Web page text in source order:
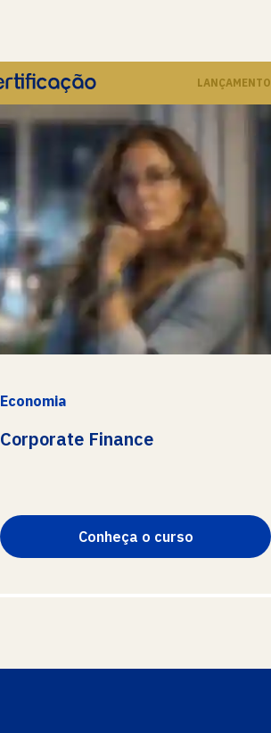
LANÇAMENTO
Economia
Corporate Finance
Conheça o curso